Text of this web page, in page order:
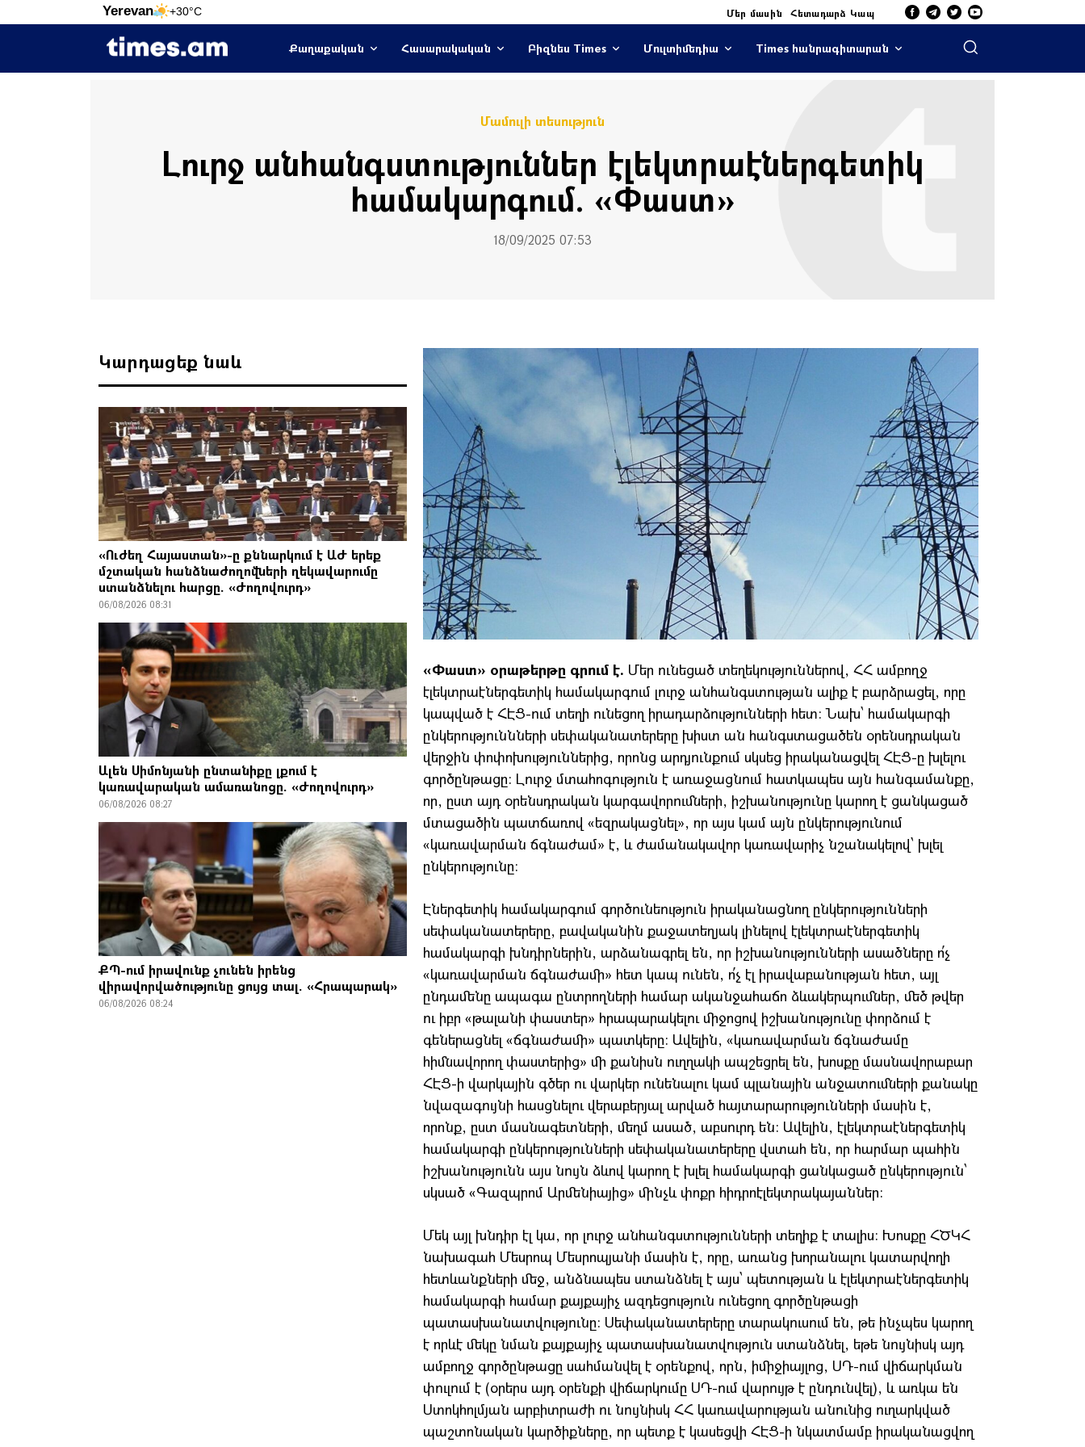
Yerevan +30°C Մեր մասին Հետադարձ Կապ
Քաղաքական Հասարակական Բիզնես Times Մուլտիմեդիա Times հանրագիտարան
Մամուլի տեսություն
Լուրջ անհանգստություններ էլեկտրաէներգետիկ
համակարգում. «Փաստ»
18/09/2025 07:53
Կարդացեք նաև
«Ուժեղ Հայաստան»-ը քննարկում է ԱԺ երեք
մշտական հանձնաժողովների ղեկավարումը
ստանձնելու հարցը. «Ժողովուրդ»
06/08/2026 08:31
Ալեն Սիմոնյանի ընտանիքը լքում է
կառավարական ամառանոցը. «Ժողովուրդ»
06/08/2026 08:27
ՔՊ-ում իրավունք չունեն իրենց
վիրավորվածությունը ցույց տալ. «Հրապարակ»
06/08/2026 08:24
«Փաստ» օրաթերթը գրում է. Մեր ունեցած տեղեկություններով, ՀՀ ամբողջ
էլեկտրաէներգետիկ համակարգում լուրջ անհանգստության ալիք է բարձրացել, որը
կապված է ՀԷՑ-ում տեղի ունեցող իրադարձությունների հետ: Նախ՝ համակարգի
ընկերություննների սեփականատերերը խիստ ան հանգստացածեն օրենսդրական
վերջին փոփոխություններից, որոնց արդյունքում սկսեց իրականացվել ՀԷՑ-ը խլելու
գործընթացը: Լուրջ մտահոգություն է առաջացնում հատկապես այն հանգամանքը,
որ, ըստ այդ օրենսդրական կարգավորումների, իշխանությունը կարող է ցանկացած
մտացածին պատճառով «եզրակացնել», որ այս կամ այն ընկերությունում
«կառավարման ճգնաժամ» է, և ժամանակավոր կառավարիչ նշանակելով՝ խլել
ընկերությունը:
Էներգետիկ համակարգում գործունեություն իրականացնող ընկերությունների
սեփականատերերը, բավականին քաջատեղյակ լինելով էլեկտրաէներգետիկ
համակարգի խնդիրներին, արձանագրել են, որ իշխանությունների ասածները ո՛չ
«կառավարման ճգնաժամի» հետ կապ ունեն, ո՛չ էլ իրավաբանության հետ, այլ
ընդամենը ապագա ընտրողների համար ականջահաճո ձևակերպումներ, մեծ թվեր
ու իբր «թալանի փաստեր» հրապարակելու միջոցով իշխանությունը փորձում է
գեներացնել «ճգնաժամի» պատկերը: Ավելին, «կառավարման ճգնաժամը
հիմնավորող փաստերից» մի քանիսն ուղղակի ապշեցրել են, խոսքը մասնավորաբար
ՀԷՑ-ի վարկային գծեր ու վարկեր ունենալու կամ պլանային անջատումների քանակը
նվազագույնի հասցնելու վերաբերյալ արված հայտարարությունների մասին է,
որոնք, ըստ մասնագետների, մեղմ ասած, աբսուրդ են: Ավելին, էլեկտրաէներգետիկ
համակարգի ընկերությունների սեփականատերերը վստահ են, որ հարմար պահին
իշխանությունն այս նույն ձևով կարող է խլել համակարգի ցանկացած ընկերություն՝
սկսած «Գազպրոմ Արմենիայից» մինչև փոքր հիդրոէլեկտրակայաններ:
Մեկ այլ խնդիր էլ կա, որ լուրջ անհանգստությունների տեղիք է տալիս: Խոսքը ՀԾԿՀ
նախագահ Մեսրոպ Մեսրոպյանի մասին է, որը, առանց խորանալու կատարվողի
հետևանքների մեջ, անձնապես ստանձնել է այս՝ պետության և էլեկտրաէներգետիկ
համակարգի համար քայքայիչ ազդեցություն ունեցող գործընթացի
պատասխանատվությունը: Սեփականատերերը տարակուսում են, թե ինչպես կարող
է որևէ մեկը նման քայքայիչ պատասխանատվություն ստանձնել, եթե նույնիսկ այդ
ամբողջ գործընթացը սահմանվել է օրենքով, որն, իմիջիայլոց, ՍԴ-ում վիճարկման
փուլում է (օրերս այդ օրենքի վիճարկումը ՍԴ-ում վարույթ է ընդունվել), և առկա են
Ստոկհոլմյան արբիտրաժի ու նույնիսկ ՀՀ կառավարության անունից ուղարկված
պաշտոնական կարծիքները, որ պետք է կասեցվի ՀԷՑ-ի նկատմամբ իրականացվող